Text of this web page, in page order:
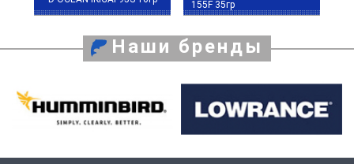
155F 35гр
Наши бренды